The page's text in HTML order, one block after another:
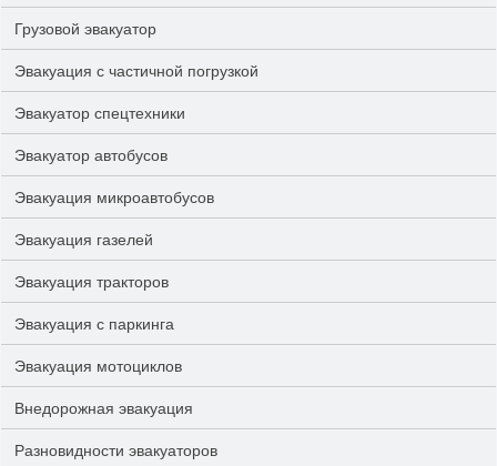
Грузовой эвакуатор
Эвакуация с частичной погрузкой
Эвакуатор спецтехники
Эвакуатор автобусов
Эвакуация микроавтобусов
Эвакуация газелей
Эвакуация тракторов
Эвакуация с паркинга
Эвакуация мотоциклов
Внедорожная эвакуация
Разновидности эвакуаторов